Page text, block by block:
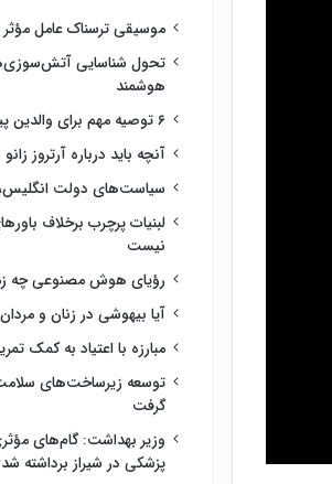
موسیقی ترسناک عامل
تحول شناسایی
هوشمند
۶ توصیه مهم برای والدین پیش از بازگشایی مدارس
آنچه باید درباره آرتروز زانو
سیاست‌های دولت انگلیس،
لبنیات پرچرب برخلاف
نیست
رؤیای هوش مصنوعی چه
آیا بیهوشی در زنان و
مبارزه با اعتیاد به کمک
گرفت
وزیر بهداشت: گام‌های
پزشکی در شیراز برداشته